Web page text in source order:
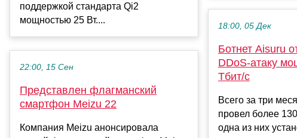
поддержкой стандарта Qi2
мощностью 25 Вт....
22:00, 15 Сен
Представлен флагманский
смартфон Meizu 22
Компания Meizu анонсировала
18:00, 05 Дек
Ботнет Aisuru
DDoS-атаку
Тбит/с
Всего за три
провел более
одна из них